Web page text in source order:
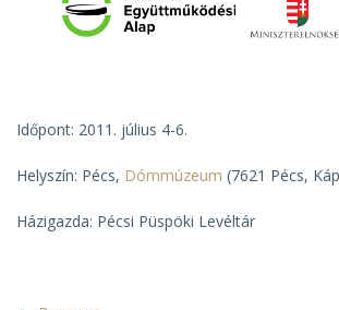
Időpont: 2011. július 4-6.
Helyszín: Pécs, Dómmúzeum (7621 Pécs,
Házigazda: Pécsi Püspöki Levéltár